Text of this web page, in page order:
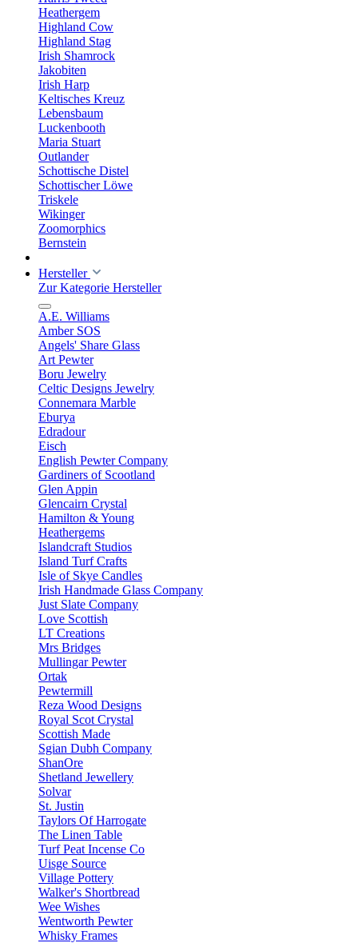
Heathergem
Highland Cow
Highland Stag
Irish Shamrock
Jakobiten
Irish Harp
Keltisches Kreuz
Lebensbaum
Luckenbooth
Maria Stuart
Outlander
Schottische Distel
Schottischer Löwe
Triskele
Wikinger
Zoomorphics
Bernstein
Hersteller
Zur Kategorie Hersteller
A.E. Williams
Amber SOS
Angels' Share Glass
Art Pewter
Boru Jewelry
Celtic Designs Jewelry
Connemara Marble
Eburya
Edradour
Eisch
English Pewter Company
Gardiners of Scootland
Glen Appin
Glencairn Crystal
Hamilton & Young
Heathergems
Islandcraft Studios
Island Turf Crafts
Isle of Skye Candles
Irish Handmade Glass Company
Just Slate Company
Love Scottish
LT Creations
Mrs Bridges
Mullingar Pewter
Ortak
Pewtermill
Reza Wood Designs
Royal Scot Crystal
Scottish Made
Sgian Dubh Company
ShanOre
Shetland Jewellery
Solvar
St. Justin
Taylors Of Harrogate
The Linen Table
Turf Peat Incense Co
Uisge Source
Village Pottery
Walker's Shortbread
Wee Wishes
Wentworth Pewter
Whisky Frames